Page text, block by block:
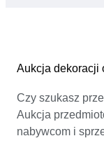
Aukcja dekoracji
Czy szukasz
Aukcja
nabywcom i